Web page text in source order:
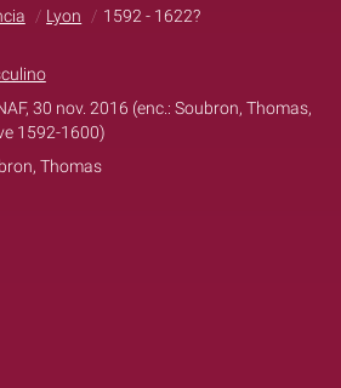
Lyon 1592 - 1622?
30 nov. 2016 (enc.: Soubron, Thomas,
1592-1600)
Thomas